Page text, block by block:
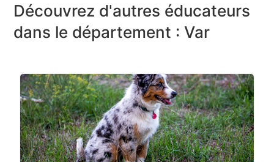
Découvrez d'autres éducateurs
dans le département : Var